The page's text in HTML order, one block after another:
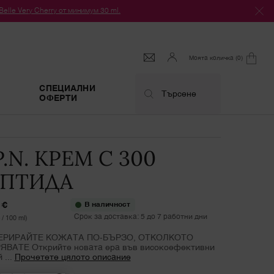
Very Cherry от минимум 30 ml.
Моята количка 0
0 продукт
СПЕЦИАЛНИ
ОФЕРТИ
Търсене
КРЕМ С 300
€
100 ml)
В наличност
Срок за доставка: 5 до 7 работни дни
КОЖАТА ПО-БЪРЗО, ОТКОЛКОТО
Открийте новата ера във високоефективни
...
Прочетете цялото описание